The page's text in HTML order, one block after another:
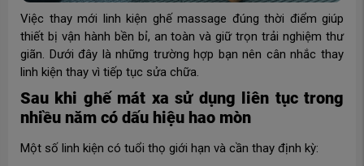
Việc thay mới linh kiện ghế massage đúng thời điểm giúp
thiết bị vận hành bền bỉ, an toàn và giữ trọn trải nghiệm thư
giãn. Dưới đây là những trường hợp bạn nên cân nhắc thay
linh kiện thay vì tiếp tục sửa chữa.
Sau khi ghế mát xa sử dụng liên tục trong
nhiều năm có dấu hiệu hao mòn
Một số linh kiện có tuổi thọ giới hạn và cần thay định kỳ: